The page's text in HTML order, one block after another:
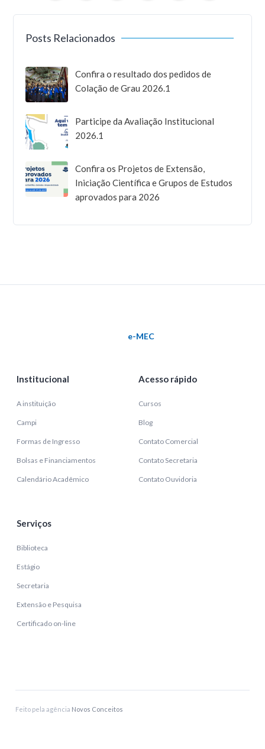
Posts Relacionados
Confira o resultado dos pedidos de
Colação de Grau 2026.1
Participe da Avaliação Institucional
2026.1
Confira os Projetos de Extensão,
Iniciação Científica e Grupos de Estudos
aprovados para 2026
e-MEC
Institucional
A instituição
Campi
Formas de Ingresso
Bolsas e Financiamentos
Calendário Acadêmico
Acesso rápido
Cursos
Blog
Contato Comercial
Contato Secretaria
Contato Ouvidoria
Serviços
Biblioteca
Estágio
Secretaria
Extensão e Pesquisa
Certificado on-line
Feito pela agência Novos Conceitos